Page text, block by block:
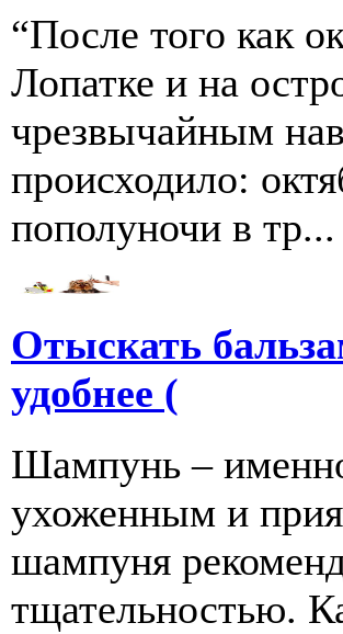
“После того как
Лопатке и на
чрезвычайным
происходило:
пополуночи в тр...
Отыскать
удобнее (
Шампунь –
ухоженным и
шампуня
тщательностью.